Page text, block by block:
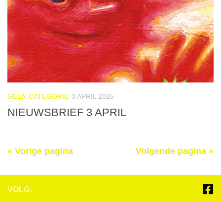
GEEN CATEGORIE 3 APRIL 2025
NIEUWSBRIEF 3 APRIL
« Vorige pagina Volgende pagina »
VOLG: